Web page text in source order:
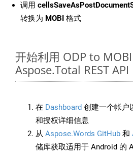
调用
转换为 MOBI 格式
开始利用 ODP to
Aspose.Total REST API
在 Dashboard 创建一个帐户
和授权详细信息
从 Aspose.Words GitHub 和
储库获取适用于 Android 的